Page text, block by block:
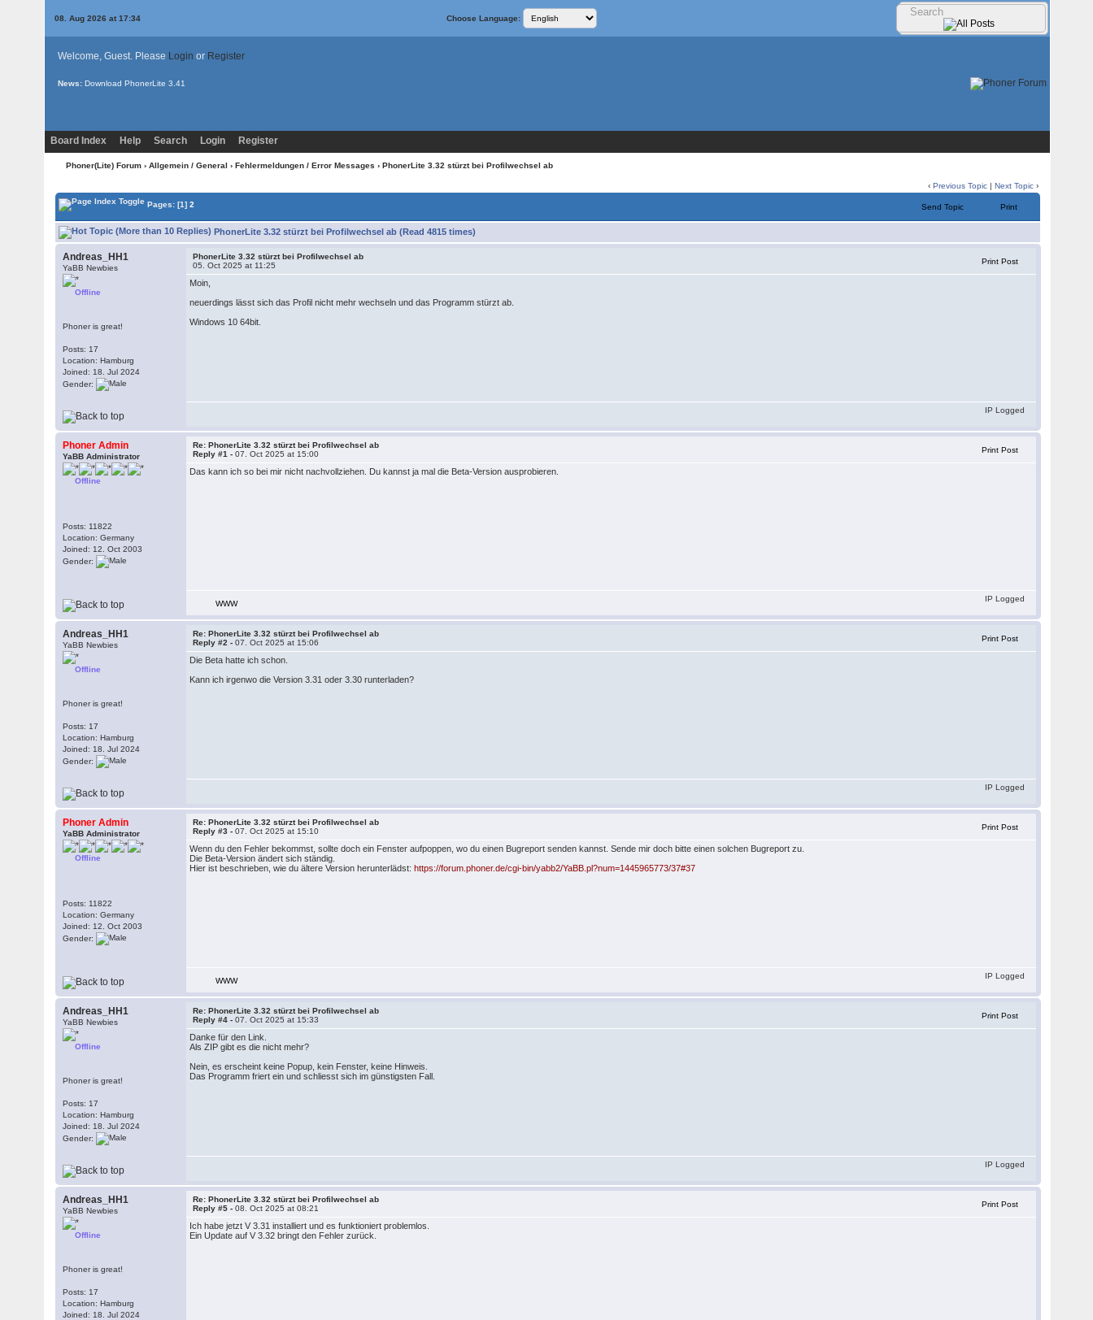
08. Aug 2026 at 17:34 Choose Language:
Welcome, Guest. Please Login or Register
News: Download PhonerLite 3.41
Board Index Help Search Login Register
Phoner(Lite) Forum › Allgemein / General › Fehlermeldungen / Error Messages › PhonerLite 3.32 stürzt bei Profilwechsel ab
‹Previous Topic |Next Topic ›
Pages:[1] 2 Send Topic Print
PhonerLite 3.32 stürzt bei Profilwechsel ab (Read 4815 times)
Andreas_HH1
YaBB Newbies
Offline
Phoner is great!
Posts: 17
Location: Hamburg
Joined: 18. Jul 2024
Gender:
PhonerLite 3.32 stürzt bei Profilwechsel ab
05. Oct 2025 at 11:25
Print Post
Moin,
neuerdings lässt sich das Profil nicht mehr wechseln und das Programm stürzt ab.
Windows 10 64bit.
IP Logged
Phoner Admin
YaBB Administrator
Offline
Posts: 11822
Location: Germany
Joined: 12. Oct 2003
Gender:
Re: PhonerLite 3.32 stürzt bei Profilwechsel ab
Reply #1 -07. Oct 2025 at 15:00 Print Post
Das kann ich so bei mir nicht nachvollziehen. Du kannst ja mal die Beta-Version ausprobieren.
WWW
IP Logged
Andreas_HH1
YaBB Newbies
Offline
Phoner is great!
Posts: 17
Location: Hamburg
Joined: 18. Jul 2024
Gender:
Re: PhonerLite 3.32 stürzt bei Profilwechsel ab
Reply #2 -07. Oct 2025 at 15:06 Print Post
Die Beta hatte ich schon.
Kann ich irgenwo die Version 3.31 oder 3.30 runterladen?
IP Logged
Phoner Admin
YaBB Administrator
Offline
Posts: 11822
Location: Germany
Joined: 12. Oct 2003
Gender:
Re: PhonerLite 3.32 stürzt bei Profilwechsel ab
Reply #3 -07. Oct 2025 at 15:10 Print Post
Wenn du den Fehler bekommst, sollte doch ein Fenster aufpoppen, wo du einen Bugreport senden kannst. Sende mir doch bitte einen solchen Bugreport zu.
Die Beta-Version ändert sich ständig.
Hier ist beschrieben, wie du ältere Version herunterlädst:https://forum.phoner.de/cgi-bin/yabb2/YaBB.pl?num=1445965773/37#37
WWW
IP Logged
Andreas_HH1
YaBB Newbies
Offline
Phoner is great!
Posts: 17
Location: Hamburg
Joined: 18. Jul 2024
Gender:
Re: PhonerLite 3.32 stürzt bei Profilwechsel ab
Reply #4 -07. Oct 2025 at 15:33 Print Post
Danke für den Link.
Als ZIP gibt es die nicht mehr?
Nein, es erscheint keine Popup, kein Fenster, keine Hinweis.
Das Programm friert ein und schliesst sich im günstigsten Fall.
IP Logged
Andreas_HH1
YaBB Newbies
Offline
Phoner is great!
Posts: 17
Location: Hamburg
Joined: 18. Jul 2024
Re: PhonerLite 3.32 stürzt bei Profilwechsel ab
Reply #5 -08. Oct 2025 at 08:21 Print Post
Ich habe jetzt V 3.31 installiert und es funktioniert problemlos.
Ein Update auf V 3.32 bringt den Fehler zurück.